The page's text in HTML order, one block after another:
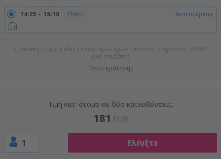
14:25 15:10 45min λεπτομέρειες
Συνολική τιμή για όλα τα εισιτήρια (χωρίς κόστος υπηρεσίας 29 EUR
ανά επιβάτη)
Όροι κράτησης
Τιμή κατ' άτομο σε δύο κατευθύνσεις:
181 EUR
1 Ελέγξτε